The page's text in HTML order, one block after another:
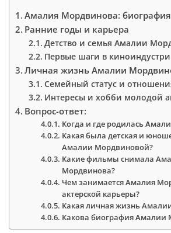
Амалия Мордвинова: биография
Ранние годы и карьера
Детство и семья Амалии
Первые шаги в
Личная жизнь Амалии
Семейный статус и
Интересы и хобби молодой
Вопрос-ответ:
Когда и где родилась
Какая была детская и
Амалии Мордвиновой?
Какие фильмы снимала
Мордвинова?
Чем занимается Амалия
актерской карьеры?
Какая личная жизнь
Какова биография Амалии